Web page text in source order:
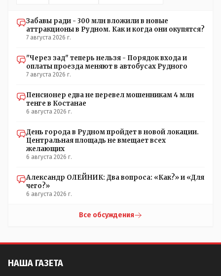
Забавы ради - 300 млн вложили в новые
аттракционы в Рудном. Как и когда они окупятся?
7 августа 2026 г.
"Через зад" теперь нельзя - Порядок входа и
оплаты проезда меняют в автобусах Рудного
7 августа 2026 г.
Пенсионер едва не перевел мошенникам 4 млн
тенге в Костанае
6 августа 2026 г.
День города в Рудном пройдет в новой локации.
Центральная площадь не вмещает всех
желающих
6 августа 2026 г.
Александр ОЛЕЙНИК: Два вопроса: «Как?» и «Для
чего?»
6 августа 2026 г.
Все обсуждения
НАША ГАЗЕТА